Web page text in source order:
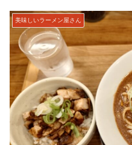
美味しいラーメン屋さん